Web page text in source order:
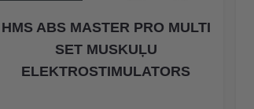
HMS ABS MASTER PRO MULTI
SET MUSKUĻU
ELEKTROSTIMULATORS